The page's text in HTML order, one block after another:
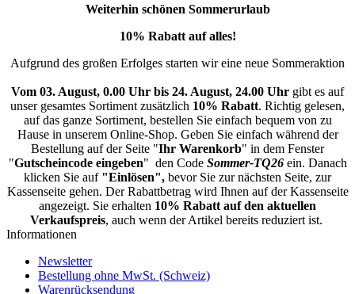
Weiterhin schönen Sommerurlaub
10% Rabatt auf alles!
Aufgrund des großen Erfolges starten wir eine neue Sommeraktion
Vom 03. August, 0.00 Uhr bis 24. August, 24.00 Uhr gibt es auf
unser gesamtes Sortiment zusätzlich 10% Rabatt. Richtig gelesen,
auf das ganze Sortiment, bestellen Sie einfach bequem von zu
Hause in unserem Online-Shop. Geben Sie einfach während der
Bestellung auf der Seite "Ihr Warenkorb" in dem Fenster
"Gutscheincode eingeben" den Code Sommer-TQ26 ein. Danach
klicken Sie auf "Einlösen", bevor Sie zur nächsten Seite, zur
Kassenseite gehen. Der Rabattbetrag wird Ihnen auf der Kassenseite
angezeigt. Sie erhalten 10% Rabatt auf den aktuellen
Verkaufspreis, auch wenn der Artikel bereits reduziert ist.
Informationen
Newsletter
Bestellung ohne MwSt. (Schweiz)
Warenrücksendung